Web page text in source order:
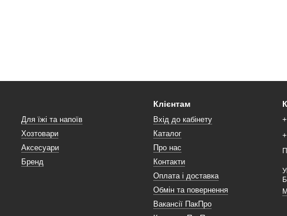
Для їжі та напоїв
Хозтовари
Аксесуари
Бренд
Клієнтам
Вхід до кабінету
Каталог
Про нас
Контакти
Оплата і доставка
Обмін та повернення
Вакансії ПакПро